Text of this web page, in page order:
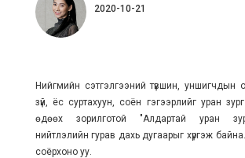
2020-10-21
Нийгмийн сэтгэлгээний түвшин, уншигчдын
зүй, ёс суртахуун, соён гэгээрлийг уран
өдөөх зорилготой "Алдартай уран
нийтлэлийн гурав дахь дугаарыг хүргэж
соёрхоно уу.